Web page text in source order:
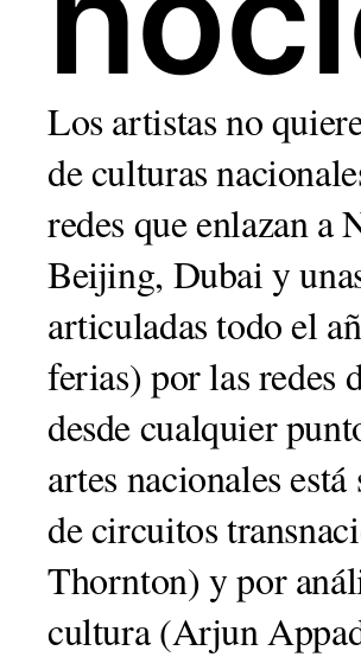
Los artistas no
de culturas
redes que enlazan a
Beijing, Dubai y
articuladas todo el
ferias) por las redes
desde cualquier
artes nacionales
de circuitos
Thornton) y por
cultura (Arjun